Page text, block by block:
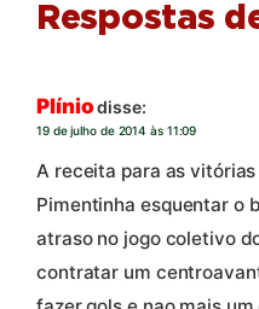
Respostas
Plíniodisse:
19 de julho de 2014 às 11:09
A receita para as
Pimentinha esquentar o
atraso no jogo coletivo
contratar um